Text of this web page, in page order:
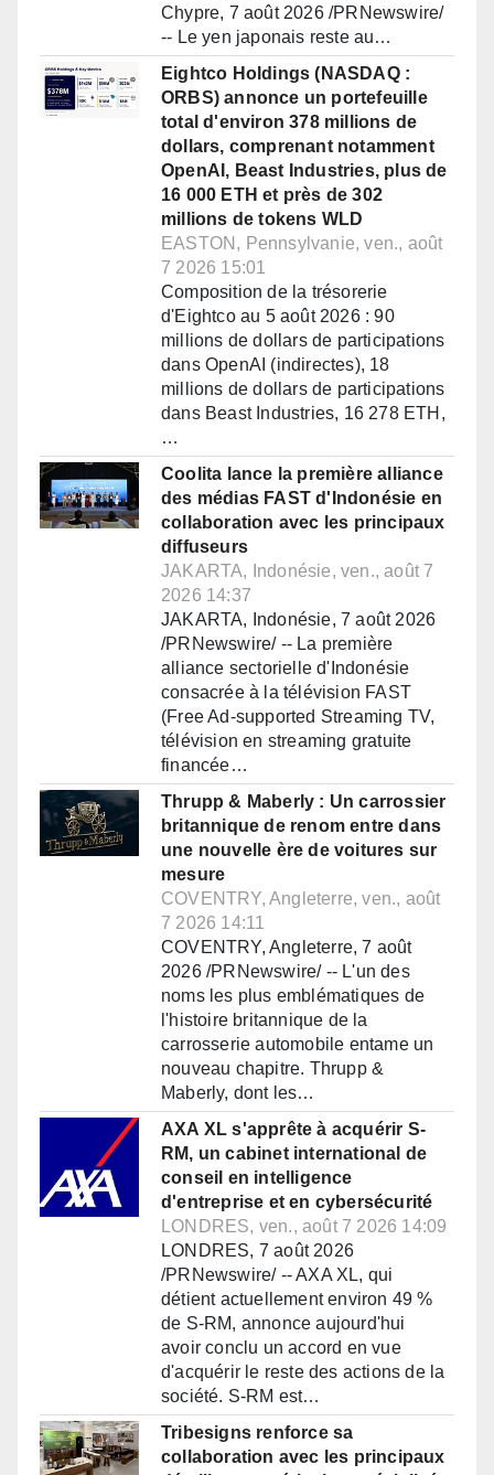
Chypre, 7 août 2026 /PRNewswire/
-- Le yen japonais reste au…
Eightco Holdings (NASDAQ :
ORBS) annonce un portefeuille
total d'environ 378 millions de
dollars, comprenant notamment
OpenAI, Beast Industries, plus de
16 000 ETH et près de 302
millions de tokens WLD
EASTON, Pennsylvanie, ven., août
7 2026 15:01
Composition de la trésorerie
d'Eightco au 5 août 2026 : 90
millions de dollars de participations
dans OpenAI (indirectes), 18
millions de dollars de participations
dans Beast Industries, 16 278 ETH,
…
Coolita lance la première alliance
des médias FAST d'Indonésie en
collaboration avec les principaux
diffuseurs
JAKARTA, Indonésie, ven., août 7
2026 14:37
JAKARTA, Indonésie, 7 août 2026
/PRNewswire/ -- La première
alliance sectorielle d'Indonésie
consacrée à la télévision FAST
(Free Ad-supported Streaming TV,
télévision en streaming gratuite
financée…
Thrupp & Maberly : Un carrossier
britannique de renom entre dans
une nouvelle ère de voitures sur
mesure
COVENTRY, Angleterre, ven., août
7 2026 14:11
COVENTRY, Angleterre, 7 août
2026 /PRNewswire/ -- L'un des
noms les plus emblématiques de
l'histoire britannique de la
carrosserie automobile entame un
nouveau chapitre. Thrupp &
Maberly, dont les…
AXA XL s'apprête à acquérir S-
RM, un cabinet international de
conseil en intelligence
d'entreprise et en cybersécurité
LONDRES, ven., août 7 2026 14:09
LONDRES, 7 août 2026
/PRNewswire/ -- AXA XL, qui
détient actuellement environ 49 %
de S-RM, annonce aujourd'hui
avoir conclu un accord en vue
d'acquérir le reste des actions de la
société. S-RM est…
Tribesigns renforce sa
collaboration avec les principaux